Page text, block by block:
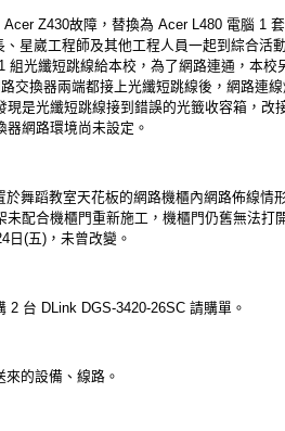
Z430故障，替換為 Acer L480 電腦 1 套
、星崴工程師及其他工程人員一起到綜合活
組光纖短跳線給本校，為了網路連通，本
路交換器兩端都接上光纖短跳線後，網路連
現是光纖短跳線接到錯誤的光籤收容箱，改
器網路環境尚未設定。
舞蹈教室天花板的網路機櫃內網路佈線情
未配合機櫃門重新施工，機櫃門仍舊無法打
日(五)，未曾改變。
2 台 DLink DGS-3420-26SC 請購單。
的設備、線路。